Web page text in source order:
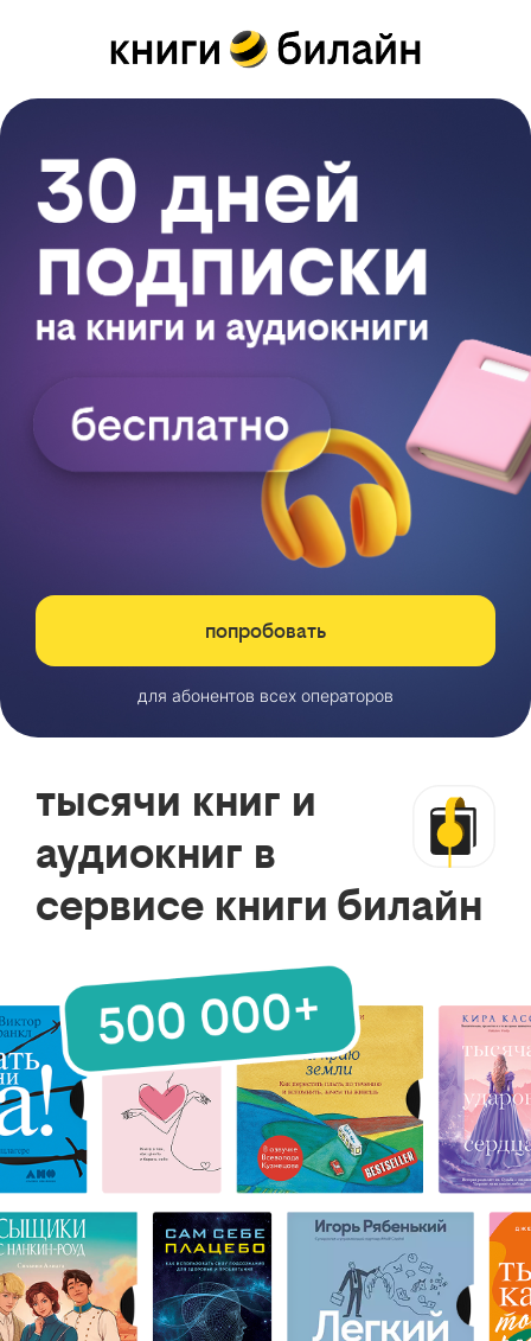
попробовать
для абонентов всех операторов
тысячи книг и
аудиокниг в
сервисе книги билайн